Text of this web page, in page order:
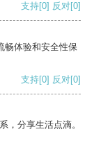
支持[0] 反对[0]
畅体验和安全性保
支持[0] 反对[0]
，分享生活点滴。